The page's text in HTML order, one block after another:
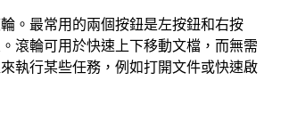
。最常用的兩個按鈕是左按鈕和右按
滾輪可用於快速上下移動文檔，而無需
執行某些任務，例如打開文件或快速啟